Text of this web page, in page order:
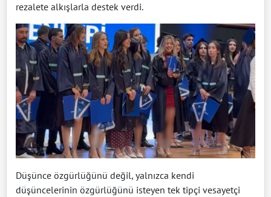
rezalete alkışlarla destek verdi.
Düşünce özgürlüğünü değil, yalnızca kendi
düşüncelerinin özgürlüğünü isteyen tek tipçi vesayetçi